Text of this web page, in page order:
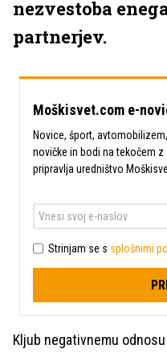
nezvestoba
partnerjev.
Moškisvet.com e-
Novice, šport,
novičke in bodi na tekočem
pripravlja uredništvo
Strinjam se s splošnimi
Kljub negativnemu